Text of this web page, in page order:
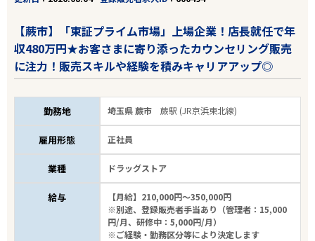
【蕨市】「東証プライム市場」上場企業！店長就任で年
収480万円★お客さまに寄り添ったカウンセリング販売
に注力！販売スキルや経験を積みキャリアアップ◎
勤務地 埼玉県 蕨市蕨駅 (JR京浜東北線)
雇用形態 正社員
業種 ドラッグストア
給与
【月給】210,000円～350,000円
※別途、登録販売者手当あり（管理者：15,000
円/月、研修中：5,000円/月）
※ご経験・勤務区分等により決定します